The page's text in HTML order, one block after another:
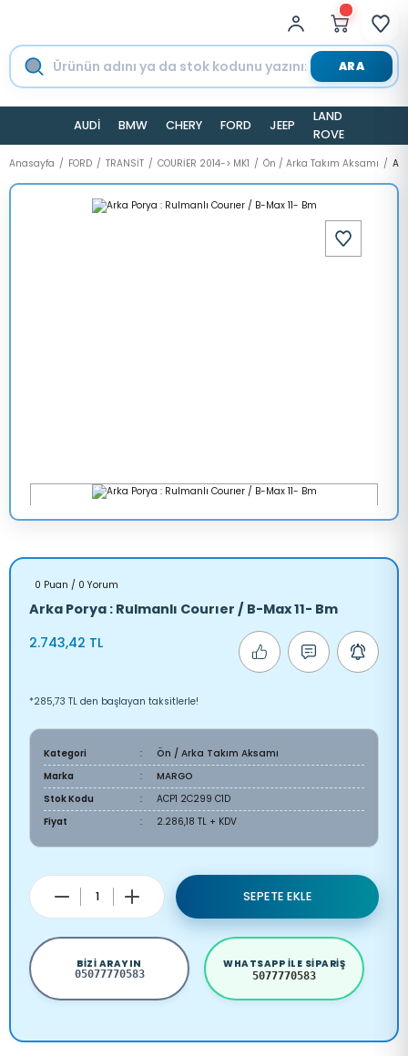
ARA
AUDİ BMW CHERY FORD JEEP
LAND
ROVER
Anasayfa FORD TRANSİT COURİER 2014-> MK1 Ön / Arka Takım Aksamı
0 Puan / 0 Yorum
Arka Porya : Rulmanlı Courıer / B-Max 11- Bm
2.743,42 TL
*285,73 TL den başlayan taksitlerle!
Kategori
Ön / Arka Takım Aksamı
Marka
MARGO
Stok Kodu
ACP1 2C299 C1D
Fiyat
2.286,18 TL + KDV
SEPETE EKLE
BIZI ARAYIN
05077770583
WHATSAPP ILE SIPARIŞ
5077770583